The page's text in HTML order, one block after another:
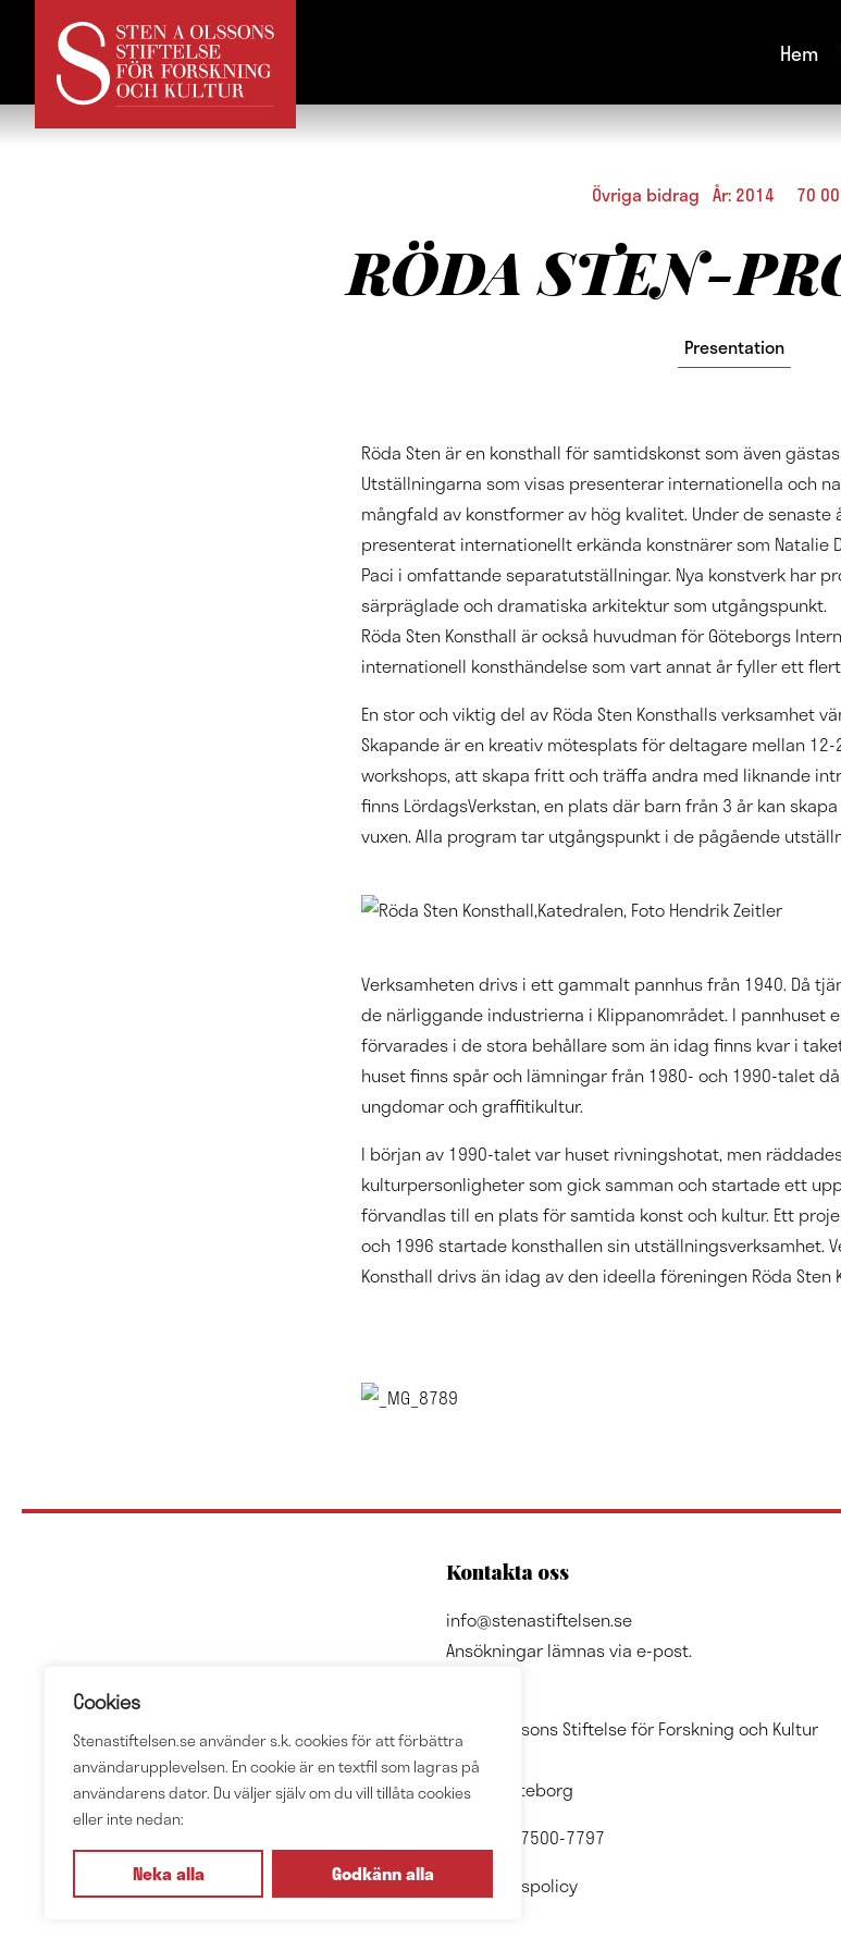
Cookies
Stenastiftelsen.se använder s.k. cookies för att förbättra
användarupplevelsen. En cookie är en textfil som lagras på
användarens dator. Du väljer själv om du vill tillåta cookies
eller inte nedan:
Neka alla Godkänn alla
Hem
Övriga bidrag År: 2014 70
RÖDA STEN-
Presentation
Röda Sten är en konsthall för samtidskonst som även
Utställningarna som visas presenterar internationella och
mångfald av konstformer av hög kvalitet. Under de senaste
presenterat internationellt erkända konstnärer som Natalie
Paci i omfattande separatutställningar. Nya konstverk har
särpräglade och dramatiska arkitektur som utgångspunkt.
Röda Sten Konsthall är också huvudman för Göteborgs
internationell konsthändelse som vart annat år fyller ett
En stor och viktig del av Röda Sten Konsthalls verksamhet
Skapande är en kreativ mötesplats för deltagare mellan
workshops, att skapa fritt och träffa andra med liknande
finns LördagsVerkstan, en plats där barn från 3 år kan
vuxen. Alla program tar utgångspunkt i de pågående
Verksamheten drivs i ett gammalt pannhus från 1940. Då
de närliggande industrierna i Klippanområdet. I pannhuset
förvarades i de stora behållare som än idag finns kvar i
huset finns spår och lämningar från 1980- och 1990-talet
ungdomar och graffitikultur.
I början av 1990-talet var huset rivningshotat, men
kulturpersonligheter som gick samman och startade ett
förvandlas till en plats för samtida konst och kultur. Ett
och 1996 startade konsthallen sin utställningsverksamhet.
Konsthall drivs än idag av den ideella föreningen Röda Sten
Kontakta oss
info@stenastiftelsen.se
Ansökningar lämnas via e-post.
Sten A Olssons Stiftelse för Forskning och Kultur
Box 7024
40231 Göteborg
Org.nr: 857500-7797
Integritetspolicy